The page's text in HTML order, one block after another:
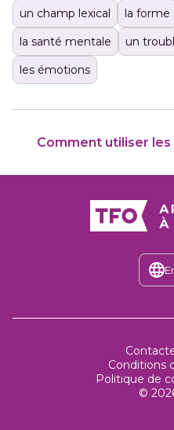
un champ lexical
la forme
la santé mentale
un
les émotions
Comment utiliser
Conditions
Politique de
©